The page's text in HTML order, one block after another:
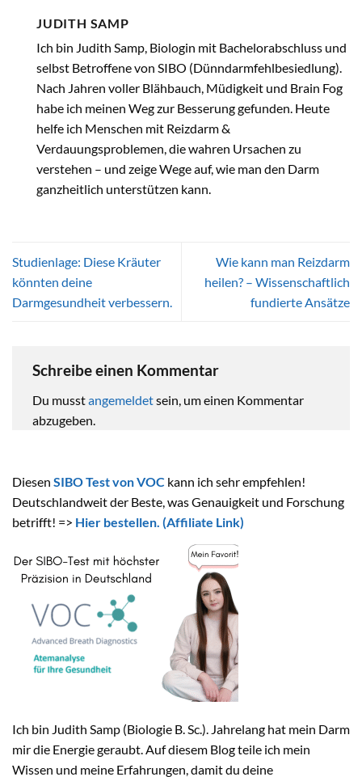
JUDITH SAMP
Ich bin Judith Samp, Biologin mit Bachelorabschluss und
selbst Betroffene von SIBO (Dünndarmfehlbesiedlung).
Nach Jahren voller Blähbauch, Müdigkeit und Brain Fog
habe ich meinen Weg zur Besserung gefunden. Heute
helfe ich Menschen mit Reizdarm &
Verdauungsproblemen, die wahren Ursachen zu
verstehen – und zeige Wege auf, wie man den Darm
ganzheitlich unterstützen kann.
Studienlage: Diese Kräuter
könnten deine
Darmgesundheit verbessern.
Wie kann man Reizdarm
heilen? – Wissenschaftlich
fundierte Ansätze
Schreibe einen Kommentar
Du musstangemeldetsein, um einen Kommentar
abzugeben.
Diesen SIBO Test von VOC kann ich sehr empfehlen!
Deutschlandweit der Beste, was Genauigkeit und Forschung
betrifft! => Hier bestellen. (Affiliate Link)
Ich bin Judith Samp (Biologie B. Sc.). Jahrelang hat mein Darm
mir die Energie geraubt. Auf diesem Blog teile ich mein
Wissen und meine Erfahrungen, damit du deine